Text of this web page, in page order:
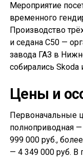
Мероприятие
временного
Производство
и седана С50 —
завода ГАЗ в
собирались Skoda
Цены и
Первоначальные
полноприводная
999 000 руб.,
— 4 349 000 руб.